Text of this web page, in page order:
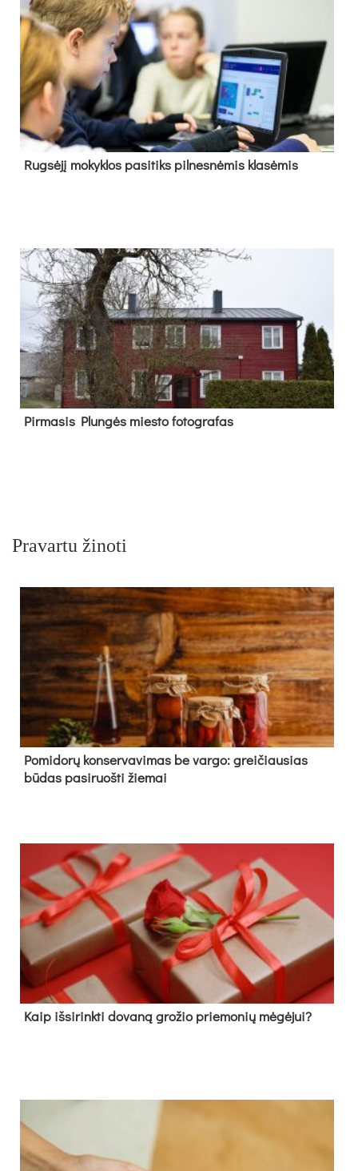
Rug­sė­jį mo­kyk­los pa­si­tiks pil­nes­nė­mis kla­sė­mis
Pir­ma­sis Plun­gės mies­to fo­tog­ra­fas
Pravartu žinoti
Pomidorų konservavimas be vargo: greičiausias
būdas pasiruošti žiemai
Kaip išsirinkti dovaną grožio priemonių mėgėjui?